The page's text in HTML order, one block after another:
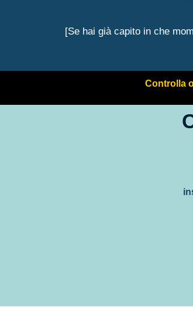
[Se hai già capito in che
Controlla